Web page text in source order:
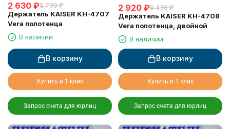
2 630 ₽5 790 ₽
Держатель KAISER KH-4707
Vera полотенца
В наличии
В корзину
Купить в 1 клик
Запрос счета для юрлиц
2 920 ₽6 430 ₽
Держатель KAISER KH-4708
Vera полотенца, двойной
В наличии
В корзину
Купить в 1 клик
Запрос счета для юрлиц